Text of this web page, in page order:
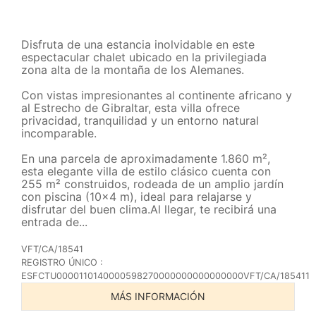
Disfruta de una estancia inolvidable en este
espectacular chalet ubicado en la privilegiada
zona alta de la montaña de los Alemanes.
Con vistas impresionantes al continente africano y
al Estrecho de Gibraltar, esta villa ofrece
privacidad, tranquilidad y un entorno natural
incomparable.
En una parcela de aproximadamente 1.860 m²,
esta elegante villa de estilo clásico cuenta con
255 m² construidos, rodeada de un amplio jardín
con piscina (10x4 m), ideal para relajarse y
disfrutar del buen clima.Al llegar, te recibirá una
entrada de...
VFT/CA/18541
REGISTRO ÚNICO :
ESFCTU0000110140000598270000000000000000VFT/CA/185411
MÁS INFORMACIÓN